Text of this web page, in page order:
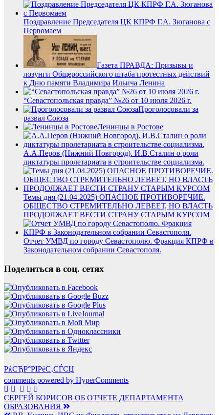
Поздравление Председателя ЦК КПРФ Г.А. Зюганова с
Первомаем
Газета ПРАВДА: Призывы и
лозунги Общероссийского штаба протестных действий
к Дню памяти Владимира Ильича Ленина
“Севастопольская правда” №26 от 10 июля 2026 г.
Проголосовали за
развал Союза
Ленинцы в Ростове
А.А.Перов (Нижний Новгород). И.В.Сталин о роли
диктатуры пролетариата в строительстве социализма.
Темы дня (21.04.2025) ОПАСНОЕ ПРОТИВОРЕЧИЕ.
ОБЩЕСТВО СТРЕМИТЕЛЬНО ЛЕВЕЕТ, НО ВЛАСТЬ
ПРОДОЛЖАЕТ ВЕСТИ СТРАНУ СТАРЫМ КУРСОМ
Отчет УМВД по городу Севастополю. Фракция КПРФ в
Законодательном собрании Севастополя.
Поделиться в соц. сетях
РќСЂР°РІРёС‚СЃСЏ
comments powered by HyperComments
Навигация
СЕРГЕЙ БОРИСОВ ОБ ОТЧЕТЕ ДЕПАРТАМЕНТА
ОБРАЗОВАНИЯ